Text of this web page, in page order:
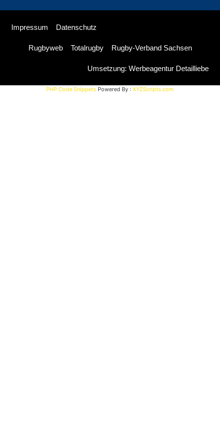
Impressum Datenschutz
Rugbyweb Totalrugby Rugby-Verband Sachsen
Umsetzung: Werbeagentur Detailliebe
PHP Code Snippets Powered By : XYZScripts.com